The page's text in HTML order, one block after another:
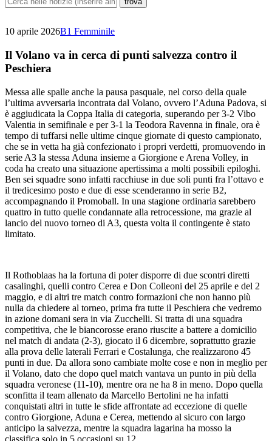
10 aprile 2026B1 Femminile
Il Volano va in cerca di punti salvezza contro il
Peschiera
Messa alle spalle anche la pausa pasquale, nel corso della quale
l’ultima avversaria incontrata dal Volano, ovvero l’Aduna Padova, si
è aggiudicata la Coppa Italia di categoria, superando per 3-2 Vibo
Valentia in semifinale e per 3-1 la Teodora Ravenna in finale, ora è
tempo di tuffarsi nelle ultime cinque giornate di questo campionato,
che se in vetta ha già confezionato i propri verdetti, promuovendo in
serie A3 la stessa Aduna insieme a Giorgione e Arena Volley, in
coda ha creato una situazione apertissima a molti possibili epiloghi.
Ben sei squadre sono infatti racchiuse in due soli punti fra l’ottavo e
il tredicesimo posto e due di esse scenderanno in serie B2,
accompagnando il Promoball. In una stagione ordinaria sarebbero
quattro in tutto quelle condannate alla retrocessione, ma grazie al
lancio del nuovo torneo di A3, questa volta il contingente è stato
limitato.
Il Rothoblaas ha la fortuna di poter disporre di due scontri diretti
casalinghi, quelli contro Cerea e Don Colleoni del 25 aprile e del 2
maggio, e di altri tre match contro formazioni che non hanno più
nulla da chiedere al torneo, prima fra tutte il Peschiera che vedremo
in azione domani sera in via Zucchelli. Si tratta di una squadra
competitiva, che le biancorosse erano riuscite a battere a domicilio
nel match di andata (2-3), giocato il 6 dicembre, soprattutto grazie
alla prova delle laterali Ferrari e Costalunga, che realizzarono 45
punti in due. Da allora sono cambiate molte cose e non in meglio per
il Volano, dato che dopo quel match vantava un punto in più della
squadra veronese (11-10), mentre ora ne ha 8 in meno. Dopo quella
sconfitta il team allenato da Marcello Bertolini ne ha infatti
conquistati altri in tutte le sfide affrontate ad eccezione di quelle
contro Giorgione, Aduna e Cerea, mettendo al sicuro con largo
anticipo la salvezza, mentre la squadra lagarina ha mosso la
classifica solo in 5 occasioni su 12.